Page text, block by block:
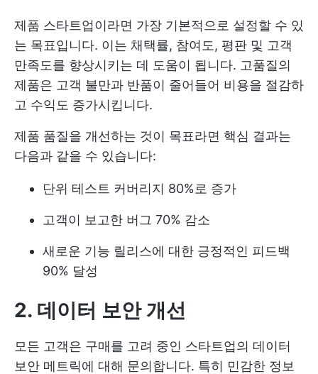
제품 스타트업이라면 가장 기본적으로 설정할 수 있
는 목표입니다. 이는 채택률, 참여도, 평판 및 고객
만족도를 향상시키는 데 도움이 됩니다. 고품질의
제품은 고객 불만과 반품이 줄어들어 비용을 절감하
고 수익도 증가시킵니다.
제품 품질을 개선하는 것이 목표라면 핵심 결과는
다음과 같을 수 있습니다:
단위 테스트 커버리지 80%로 증가
고객이 보고한 버그 70% 감소
새로운 기능 릴리스에 대한 긍정적인 피드백
90% 달성
2. 데이터 보안 개선
모든 고객은 구매를 고려 중인 스타트업의 데이터
보안 메트릭에 대해 문의합니다. 특히 민감한 정보